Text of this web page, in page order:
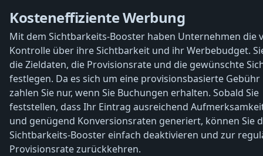
Kosteneffiziente Werbung
Mit dem Sichtbarkeits-Booster haben Unternehmen die
Kontrolle über ihre Sichtbarkeit und ihr Werbebudget.
die Zieldaten, die Provisionsrate und die gewünschte
festlegen. Da es sich um eine provisionsbasierte
zahlen Sie nur, wenn Sie Buchungen erhalten. Sobald Sie
feststellen, dass Ihr Eintrag ausreichend
und genügend Konversionsraten generiert, können Sie
Sichtbarkeits-Booster einfach deaktivieren und zur
Provisionsrate zurückkehren.